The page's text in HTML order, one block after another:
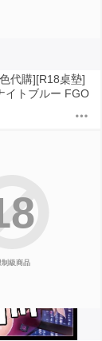
代購][R18桌墊]
イトブルー FGO
制級商品